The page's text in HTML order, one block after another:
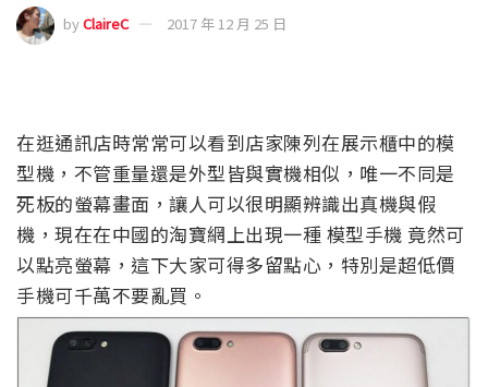
byClaireC 2017 年 12 月 25 日
在逛通訊店時常常可以看到店家陳列在展示櫃中的模
型機，不管重量還是外型皆與實機相似，唯一不同是
死板的螢幕畫面，讓人可以很明顯辨識出真機與假
機，現在在中國的淘寶網上出現一種 模型手機 竟然可
以點亮螢幕，這下大家可得多留點心，特別是超低價
手機可千萬不要亂買。